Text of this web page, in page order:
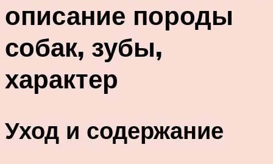
описание породы
собак, зубы,
характер
Уход и содержание